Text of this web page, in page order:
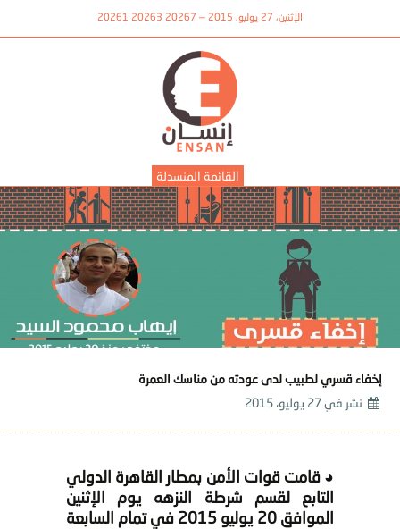
الإثنين، 27 يوليو، 2015 — 20267 20263 20261
القائمة المنسدلة
إخفاء قسري لطبيب لدى عودته من مناسك العمرة
نشر في 27 يوليو، 2015
◕ قامت قوات الأمن بمطار القاهرة الدولي
التابع لقسم شرطة النزهه يوم الإثنين
الموافق 20 يوليو 2015 في تمام السابعة